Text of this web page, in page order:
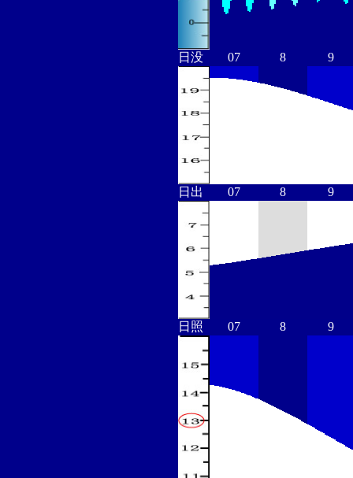
日没 07 8 9
日出 07 8 9
日照 07 8 9